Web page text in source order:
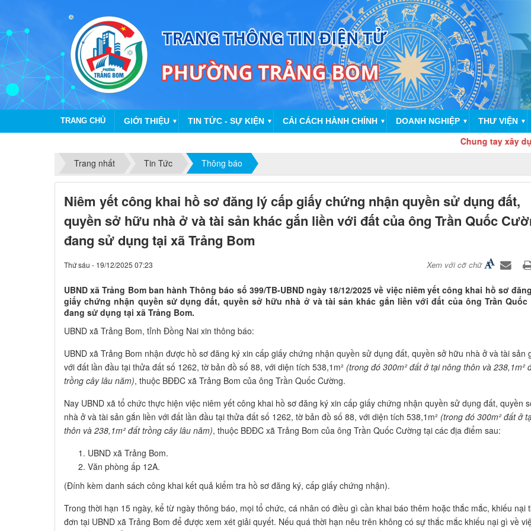
TRANG CHỦ GIỚI THIỆU ▼ TIN TỨC - SỰ KIỆN ▼ CẢI CÁCH HÀNH CHÍNH ▼ DOANH NGHIỆP ▼ THƯ VIỆN ▼
Chung tay xây dựng
Trang nhất
Tin Tức Thông báo
Niêm yết công khai hồ sơ đăng lý cấp giấy chứng nhận quyền sử dụng đất,
quyền sở hữu nhà ở và tài sản khác gắn liền với đất của ông Trần Quốc
đang sử dụng tại xã Trảng Bom
Thứ sáu - 19/12/2025 07:23 Xem với cỡ chữ
UBND xã Trảng Bom ban hành Thông báo số 399/TB-UBND ngày 18/12/2025 về việc niêm yết công khai hồ sơ
giấy chứng nhận quyền sử dụng đất, quyền sở hữu nhà ở và tài sản khác gắn liền với đất của ông Trần Quốc
đang sử dụng tại xã Trảng Bom.
UBND xã Trảng Bom, tỉnh Đồng Nai xin thông báo:
UBND xã Trảng Bom nhận được hồ sơ đăng ký xin cấp giấy chứng nhận quyền sử dụng đất, quyền sở hữu nhà ở và tài sản
với đất lần đầu tại thửa đất số 1262, tờ bản đồ số 88, với diện tích 538,1m² (trong đó 300m² đất ở tại nông thôn và 238,1m²
trồng cây lâu năm), thuộc BĐĐC xã Trảng Bom của ông Trần Quốc Cường.
Nay UBND xã tổ chức thực hiện việc niêm yết công khai hồ sơ đăng ký xin cấp giấy chứng nhận quyền sử dụng đất, quyền
nhà ở và tài sản gắn liền với đất lần đầu tại thửa đất số 1262, tờ bản đồ số 88, với diện tích 538,1m² (trong đó 300m² đất ở
thôn và 238,1m² đất trồng cây lâu năm), thuộc BĐĐC xã Trảng Bom của ông Trần Quốc Cường tại các địa điểm sau:
UBND xã Trảng Bom.
Văn phòng ấp 12A.
(Đính kèm danh sách công khai kết quả kiểm tra hồ sơ đăng ký, cấp giấy chứng nhận).
Trong thời hạn 15 ngày, kể từ ngày thông báo, mọi tổ chức, cá nhân có điều gì cần khai báo thêm hoặc thắc mắc, khiếu nại
đơn tại UBND xã Trảng Bom để được xem xét giải quyết. Nếu quá thời hạn nêu trên không có sự thắc mắc khiếu nại gì về